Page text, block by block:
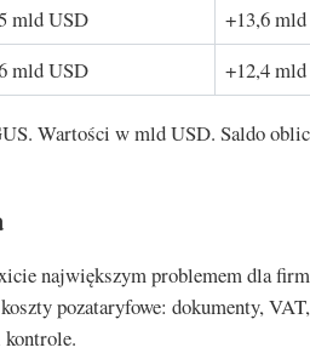
mld USD
+13,6
mld USD +12,4
Wartości w mld USD. Saldo
największym problemem dla
pozataryfowe: dokumenty,
kontrole.